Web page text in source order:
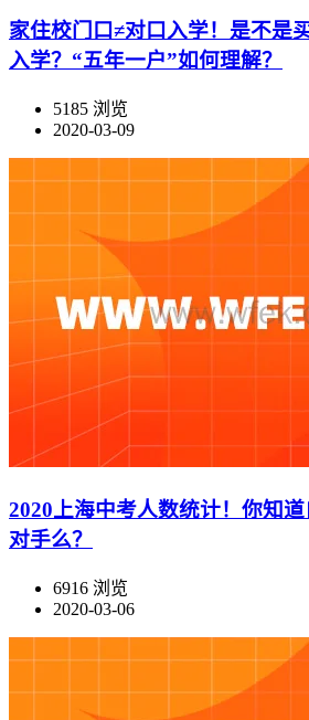
家住校门口≠对口入学！是不是
入学？“五年一户”如何理解？
5185 浏览
2020-03-09
2020上海中考人数统计！你知
对手么？
6916 浏览
2020-03-06